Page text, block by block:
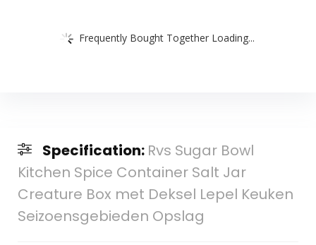
Frequently Bought Together Loading...
Specification: Rvs Sugar Bowl
Kitchen Spice Container Salt Jar
Creature Box met Deksel Lepel Keuken
Seizoensgebieden Opslag